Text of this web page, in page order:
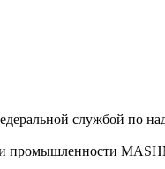
службой по
промышленности